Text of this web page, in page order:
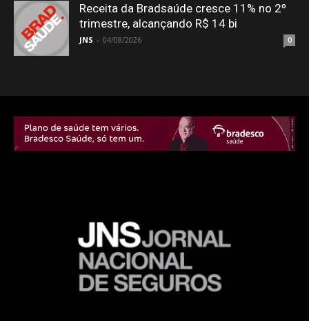
Receita da Bradsaúde cresce 11% no 2º
trimestre, alcançando R$ 14 bi
JNS - 04/08/2026 0